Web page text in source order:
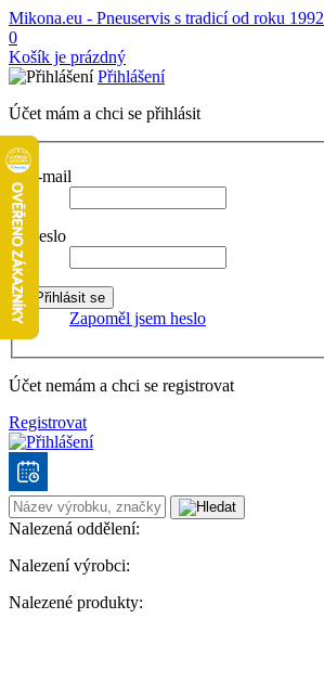
Mikona.eu - Pneuservis s tradicí od roku 1992
0
Košík je prázdný
Přihlášení
Účet mám a chci se přihlásit
E-mail
Heslo
Zapoměl jsem heslo
Účet nemám a chci se registrovat
Registrovat
Nalezená oddělení:
Nalezení výrobci:
Nalezené produkty: